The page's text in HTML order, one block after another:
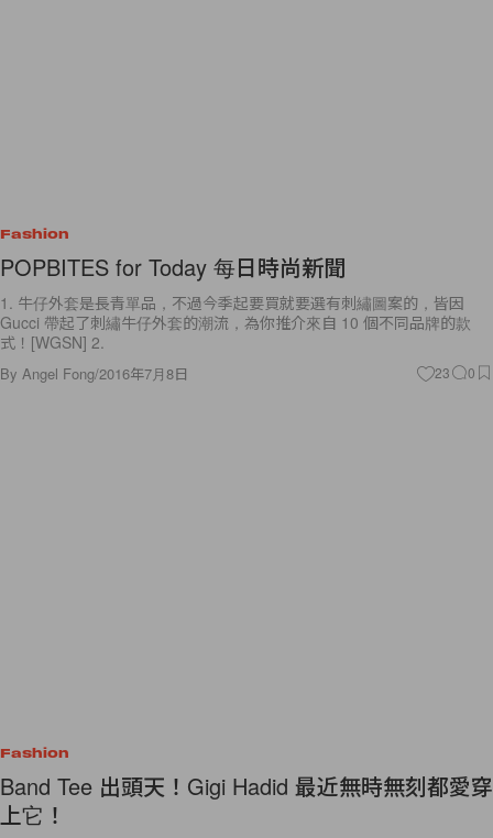
Fashion
POPBITES for Today 每日時尚新聞
1. 牛仔外套是長青單品，不過今季起要買就要選有刺繡圖案的，皆因
Gucci 帶起了刺繡牛仔外套的潮流，為你推介來自 10 個不同品牌的款
式！[WGSN] 2.
By Angel Fong/2016年7月8日 23 0
Fashion
Band Tee 出頭天！Gigi Hadid 最近無時無刻都愛穿
上它！